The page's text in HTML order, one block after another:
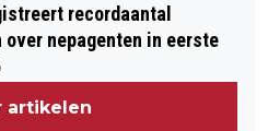
recordaantal
over nepagenten in eerste
artikelen